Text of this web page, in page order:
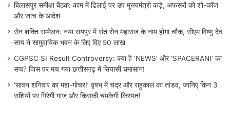
बिलासपुर समीक्षा बैठक: काम में ढिलाई पर उप मुख्यमंत्री कड़े, अफसरों को शो-कॉज
और जांच के आदेश
सेन शक्ति सम्मेलन: नया रायपुर में संत सेन महाराज के नाम होगा चौक, सीएम विष्णु देव
साय ने सामुदायिक भवन के लिए दिए 50 लाख
CGPSC SI Result Controversy: क्या है ‘NEWS’ और ‘SPACERANI’ का
सच? जिस पर मच गया छत्तीसगढ़ में सियासी घमासान!
‘सावन शनिवार का महा-गोचर!’ वृषभ में चंद्र और राहुकाल का तांडव, जानिए किन 3
राशियों पर गिरेगी गाज और किसकी चमकेगी किस्मत!